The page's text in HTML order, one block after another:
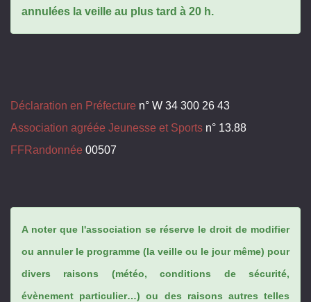
annulées la veille au plus tard à 20 h.
Déclaration en Préfecture n° W 34 300 26 43
Association agréée Jeunesse et Sports n° 13.88
FFRandonnée 00507
A noter que l'association se réserve le droit de modifier
ou annuler le programme (la veille ou le jour même) pour
divers raisons (météo, conditions de sécurité,
évènement particulier…) ou des raisons autres telles